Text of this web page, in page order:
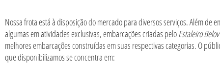
Nossa frota está à disposição do mercado para diversos serviços. Além de
algumas em atividades exclusivas, embarcações criadas peloEstaleiro Belov
melhores embarcações construídas em suas respectivas categorias. O
que disponibilizamos se concentra em: